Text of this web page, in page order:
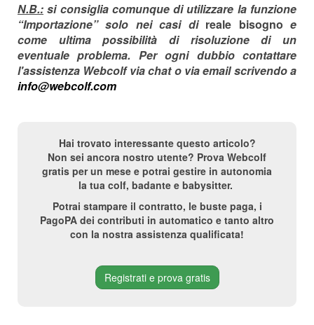
N.B.: si consiglia comunque di utilizzare la funzione
“Importazione” solo nei casi di reale bisogno e
come ultima possibilità di risoluzione di un
eventuale problema. Per ogni dubbio contattare
l'assistenza Webcolf via chat o via email scrivendo a
info@webcolf.com
Hai trovato interessante questo articolo?
Non sei ancora nostro utente? Prova Webcolf
gratis per un mese e potrai gestire in autonomia
la tua colf, badante e babysitter.
Potrai stampare il contratto, le buste paga, i
PagoPA dei contributi in automatico e tanto altro
con la nostra assistenza qualificata!
Registrati e prova gratis